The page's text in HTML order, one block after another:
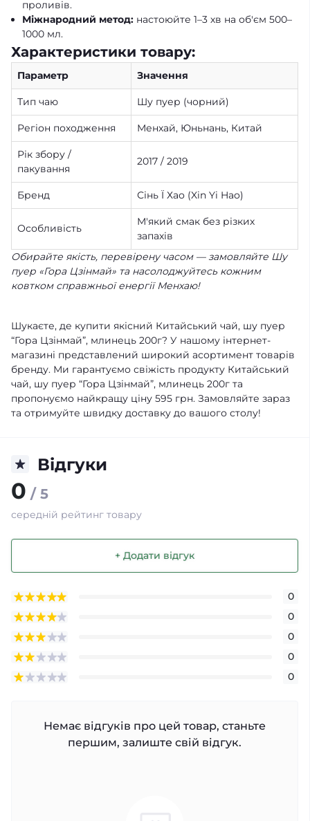
проливів.
Міжнародний метод: настоюйте 1–3 хв на об'єм 500–
1000 мл.
Характеристики товару:
Параметр Значення
Тип чаю Шу пуер (чорний)
Регіон походження Менхай, Юньнань, Китай
Рік збору /
пакування
2017 / 2019
Бренд Сінь Ї Хао (Xin Yi Hao)
Особливість
М'який смак без різких
запахів
Обирайте якість, перевірену часом — замовляйте Шу
пуер «Гора Цзінмай» та насолоджуйтесь кожним
ковтком справжньої енергії Менхаю!
Шукаєте, де купити якісний Китайський чай, шу пуер
“Гора Цзінмай”, млинець 200г? У нашому інтернет-
магазині представлений широкий асортимент товарів
бренду. Ми гарантуємо свіжість продукту Китайський
чай, шу пуер “Гора Цзінмай”, млинець 200г та
пропонуємо найкращу ціну 595 грн. Замовляйте зараз
та отримуйте швидку доставку до вашого столу!
Відгуки
0 / 5
середній рейтинг товару
+ Додати відгук
0
0
0
0
0
Немає відгуків про цей товар, станьте
першим, залиште свій відгук.